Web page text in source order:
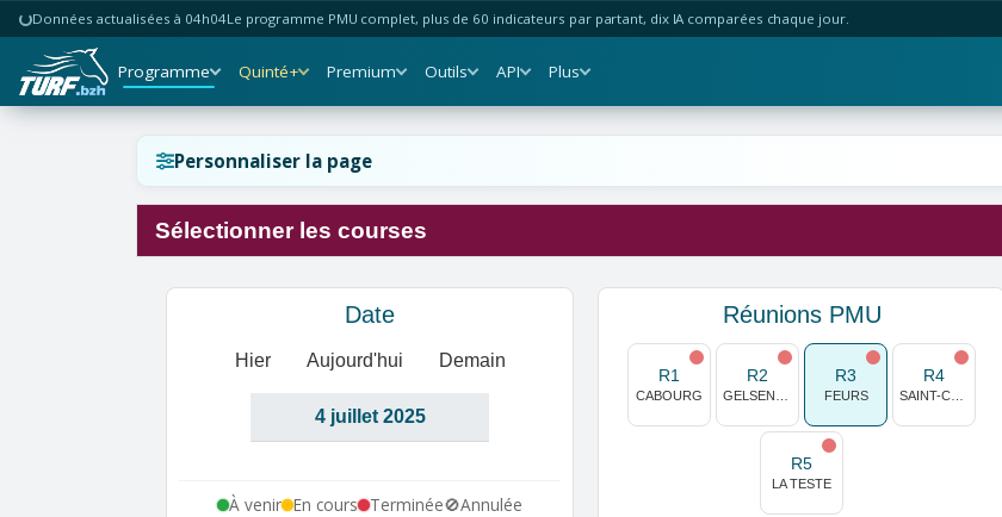
Données actualisées à 04h04Le programme PMU complet, plus de 60 indicateurs par partant, dix IA comparées chaque jour.
Programme Quinté+ Premium Outils API Plus
Personnaliser la page
Sélectionner les courses
Date
Hier Aujourd'hui Demain
À venir En cours Terminée🚫Annulée
Réunions PMU
R1
CABOURG
R2 R3
FEURS
R4
R5
LA TESTE
Réinitialiser l'affichage ?
Annuler